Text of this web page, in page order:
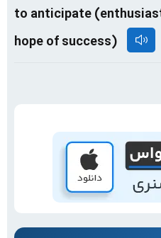
to anticipate
hope of success)